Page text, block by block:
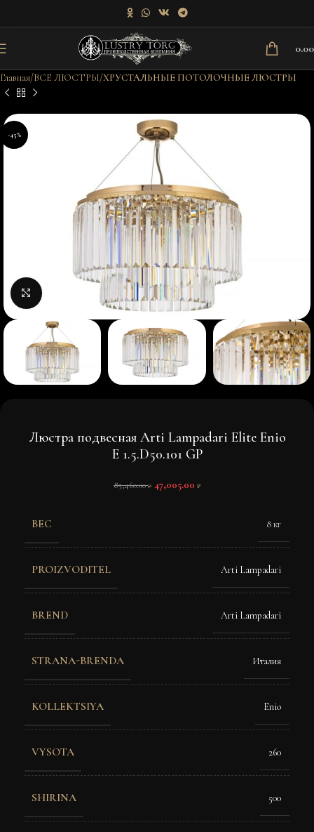
Главная ВСЕ ЛЮСТРЫ ХРУСТАЛЬНЫЕ ПОТОЛОЧНЫЕ ЛЮСТРЫ
-45%
Нажмите, чтобы увеличить изображение
Люстра подвесная Arti Lampadari Elite Enio
E 1.5.D50.101 GP
85,460.00₽ 47,005.00 ₽
ВЕС 8 кг
PROIZVODITEL Arti Lampadari
BREND Arti Lampadari
STRANA-BRENDA Италия
KOLLEKTSIYA Enio
VYSOTA 260
SHIRINA 500